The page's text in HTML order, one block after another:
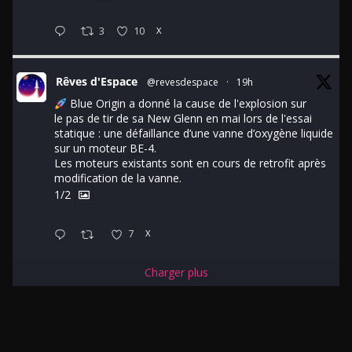
3 10 X
Rêves d'Espace @revesdespace · 19h
Blue Origin a donné la cause de l'explosion sur
le pas de tir de sa New Glenn en mai lors de l'essai
statique : une défaillance d’une vanne d’oxygène liquide
sur un moteur BE-4.
Les moteurs existants sont en cours de retrofit après
modification de la vanne.
1/2
7 X
Charger plus